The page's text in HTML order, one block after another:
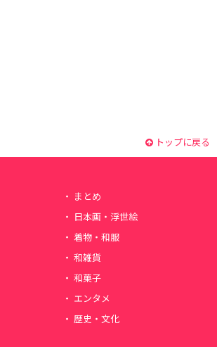
トップに戻る
まとめ
日本画・浮世絵
着物・和服
和雑貨
和菓子
エンタメ
歴史・文化